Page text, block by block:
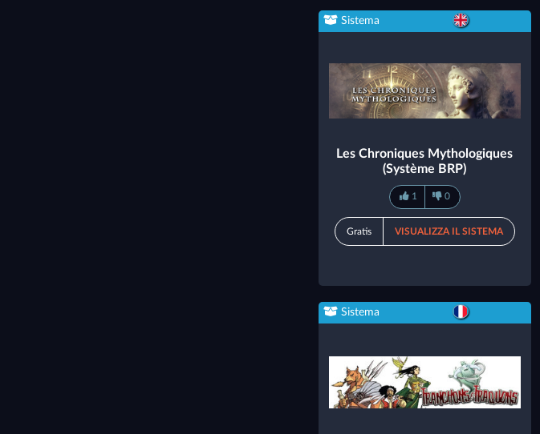
Sistema
Les Chroniques Mythologiques
(Système BRP)
1 0
Gratis VISUALIZZA IL SISTEMA
Sistema